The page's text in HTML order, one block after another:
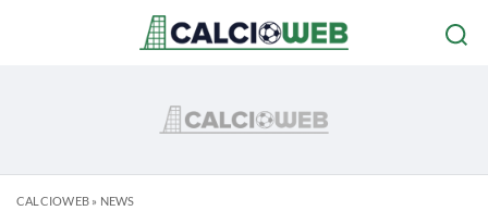
CALCIOWEB» NEWS